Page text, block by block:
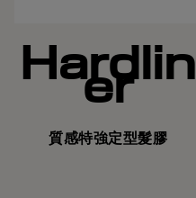
Hardlin
er
質感特強定型髮膠